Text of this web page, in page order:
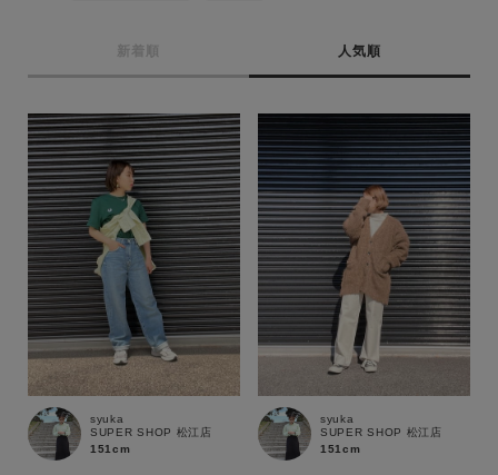
キーワード
新着順 人気順
syuka
SUPER SHOP 松江店
151cm
syuka
SUPER SHOP 松江店
151cm